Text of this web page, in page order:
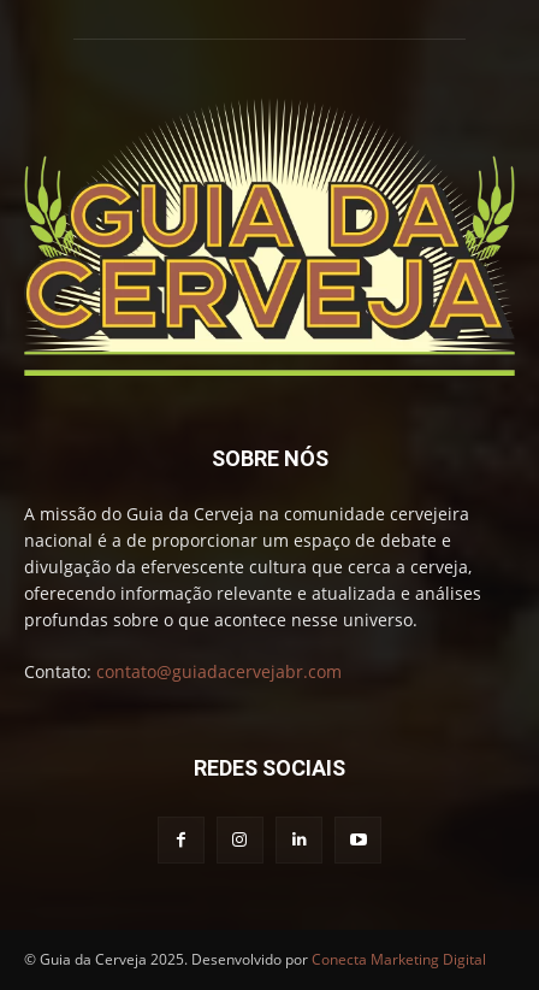
SOBRE NÓS
A missão do Guia da Cerveja na comunidade cervejeira
nacional é a de proporcionar um espaço de debate e
divulgação da efervescente cultura que cerca a cerveja,
oferecendo informação relevante e atualizada e análises
profundas sobre o que acontece nesse universo.
Contato: contato@guiadacervejabr.com
REDES SOCIAIS
© Guia da Cerveja 2025. Desenvolvido porConecta Marketing Digital